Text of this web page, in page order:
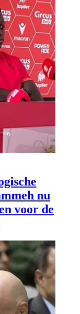
nu
voor de